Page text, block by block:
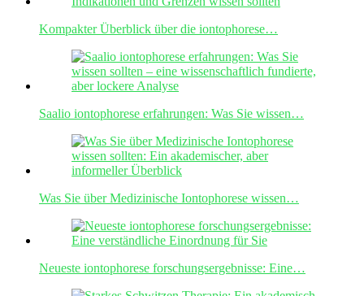
Kompakter Überblick über die iontophorese…
Saalio iontophorese erfahrungen: Was Sie wissen…
Was Sie über Medizinische Iontophorese wissen…
Neueste iontophorese forschungsergebnisse: Eine…